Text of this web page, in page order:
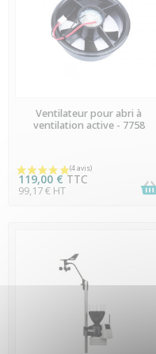
EN STOCK
Ventilateur pour abri à
ventilation active - 7758
119,00 € TTC
99,17 € HT